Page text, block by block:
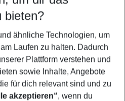
5-8 Nächte
anzeigen
bieten?
ähnliche Technologien, um
Laufen zu halten. Dadurch
Plattform verstehen und
sowie Inhalte, Angebote
für dich relevant sind und zu
akzeptieren“, wenn du